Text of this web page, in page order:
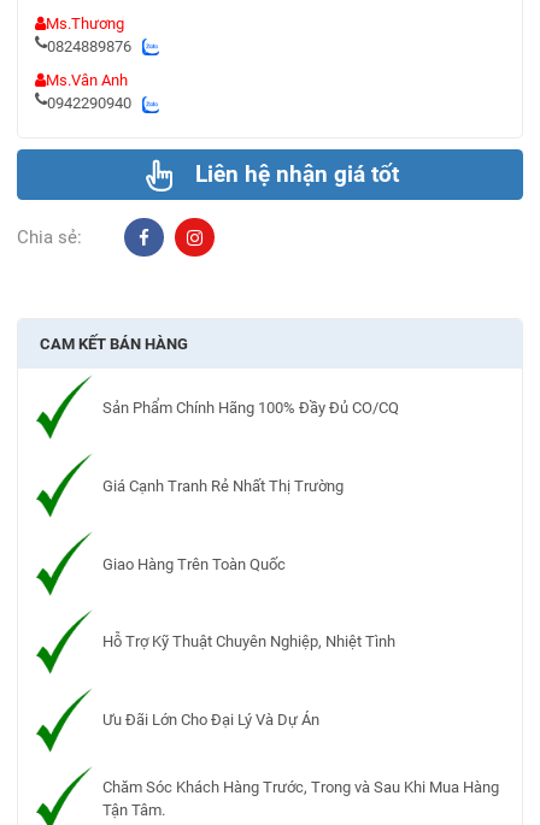
Ms.Thương
0824889876
Ms.Vân Anh
0942290940
Liên hệ nhận giá tốt
Chia sẻ:
CAM KẾT BÁN HÀNG
Sản Phẩm Chính Hãng 100% Đầy Đủ CO/CQ
Giá Cạnh Tranh Rẻ Nhất Thị Trường
Giao Hàng Trên Toàn Quốc
Hỗ Trợ Kỹ Thuật Chuyên Nghiệp, Nhiệt Tình
Ưu Đãi Lớn Cho Đại Lý Và Dự Án
Chăm Sóc Khách Hàng Trước, Trong và Sau Khi Mua Hàng
Tận Tâm.